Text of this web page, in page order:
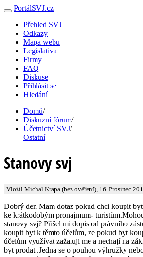
PortálSVJ.cz
Přehled SVJ
Odkazy
Mapa webu
Legislativa
Firmy
FAQ
Diskuse
Přihlásit se
Hledání
Domů/
Diskuzní fórum/
Účetnictví SVJ/
Ostatní
Stanovy svj
Vložil Michal Krapa (bez ověření), 16. Prosinec
Dobrý den Mam dotaz pokud chci koupit
ke krátkodobým pronajmum-
stanovy svj? Přišel mi dopis od právního
koupit byt k těmto účelům, ze pokud byt
účelům využívat zažaluji me a nechají na
byt prodat..Jedna se o pouhou výhružky